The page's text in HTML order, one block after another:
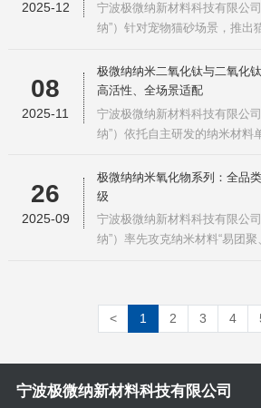
一次粒径5~10nm，保证良好的
2025-12
宁波极微纳新材料科技有限公
纳”）针对宠物猫砂场景，推出
件下可高效分解猫排泄物产生
等异味分子，同时具备杀菌消
供安全、长效的除臭解决方案
米TiO₂光触媒在光照下被激
08
2025-11
极微纳纳米二氧化钛与二氧化
高活性、全场景适配
宁波极微纳新材料科技有限公
纳”）依托自主研发的纳米材料
难、成本高”等行业痛点，推出
型、高活性、高纯度等9大类30
品，以及多种浓度、多种溶剂
液，广泛应用于环保治理、高
26
2025-09
极微纳纳米氧化物系列：全品
级
宁波极微纳新材料科技有限公
纳”）率先攻克纳米材料“易团
织、光催化、自清洁等多个领
< 1 2 3 4
宁波极微纳新材料科技有限公司